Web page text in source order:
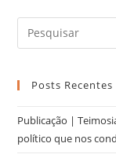
Posts Recentes
Publicação |
político que nos